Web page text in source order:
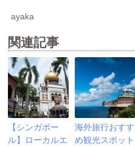
ayaka
関連記事
【シンガポー
ル】ローカルエ
海外旅行おすす
め観光スポット